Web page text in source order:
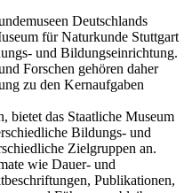
Deutschlands
für Naturkunde Stuttgart
und Bildungseinrichtung.
Forschen gehören daher
zu den Kernaufgaben
bietet das Staatliche Museum
Bildungs- und
Zielgruppen an.
wie Dauer- und
Publikationen,